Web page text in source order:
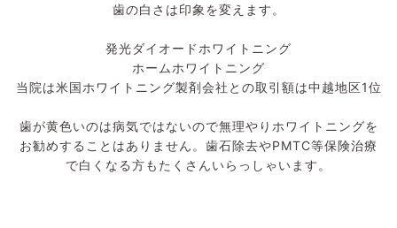
歯の白さは印象を変えます。
発光ダイオードホワイトニング
ホームホワイトニング
当院は米国ホワイトニング製剤会社との取引額は中越地区1位
歯が黄色いのは病気ではないので無理やりホワイトニングを
お勧めすることはありません。歯石除去やPMTC等保険治療
で白くなる方もたくさんいらっしゃいます。